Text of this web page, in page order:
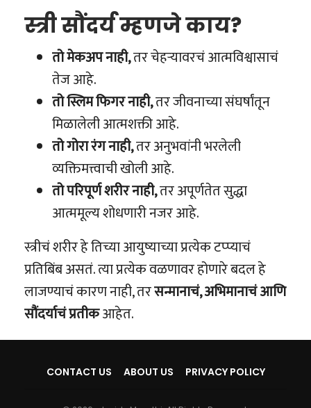
स्त्री सौंदर्य म्हणजे काय?
तो मेकअप नाही,तर चेहऱ्यावरचं आत्मविश्वासाचं
तेज आहे.
तो स्लिम फिगर नाही,तर जीवनाच्या संघर्षांतून
मिळालेली आत्मशक्ती आहे.
तो गोरा रंग नाही,तर अनुभवांनी भरलेली
व्यक्तिमत्त्वाची खोली आहे.
तो परिपूर्ण शरीर नाही,तर अपूर्णतेत सुद्धा
आत्ममूल्य शोधणारी नजर आहे.
स्त्रीचं शरीर हे तिच्या आयुष्याच्या प्रत्येक टप्प्याचं
प्रतिबिंब असतं. त्या प्रत्येक वळणावर होणारे बदल हे
लाजण्याचं कारण नाही, तरसन्मानाचं, अभिमानाचं आणि
सौंदर्याचं प्रतीकआहेत.
CONTACT US ABOUT US PRIVACY POLICY